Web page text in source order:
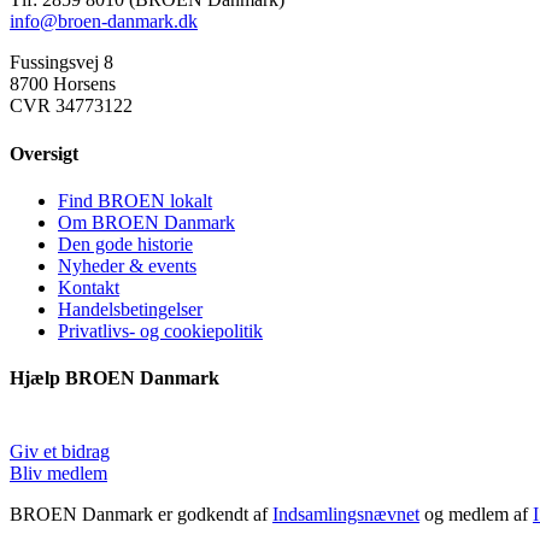
info@broen-danmark.dk
Fussingsvej 8
8700 Horsens
CVR 34773122
Oversigt
Find BROEN lokalt
Om BROEN Danmark
Den gode historie
Nyheder & events
Kontakt
Handelsbetingelser
Privatlivs- og cookiepolitik
Hjælp BROEN Danmark
Giv et bidrag
Bliv medlem
BROEN Danmark er godkendt afIndsamlingsnævnetog medlem af